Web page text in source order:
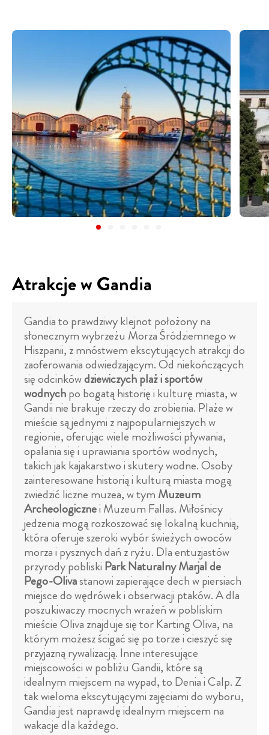
Atrakcje w Gandia
Gandia to prawdziwy klejnot położony na
słonecznym wybrzeżu Morza Śródziemnego w
Hiszpanii, z mnóstwem ekscytujących atrakcji do
zaoferowania odwiedzającym. Od niekończących
się odcinkówdziewiczych plaż i sportów
wodnychpo bogatą historię i kulturę miasta, w
Gandii nie brakuje rzeczy do zrobienia. Plaże w
mieście są jednymi z najpopularniejszych w
regionie, oferując wiele możliwości pływania,
opalania się i uprawiania sportów wodnych,
takich jak kajakarstwo i skutery wodne. Osoby
zainteresowane historią i kulturą miasta mogą
zwiedzić liczne muzea, w tym Muzeum
Archeologicznei Muzeum Fallas. Miłośnicy
jedzenia mogą rozkoszować się lokalną kuchnią,
która oferuje szeroki wybór świeżych owoców
morza i pysznych dań z ryżu. Dla entuzjastów
przyrody pobliski Park Naturalny Marjal de
Pego-Olivastanowi zapierające dech w piersiach
miejsce do wędrówek i obserwacji ptaków. A dla
poszukiwaczy mocnych wrażeń w pobliskim
mieście Oliva znajduje się tor Karting Oliva, na
którym możesz ścigać się po torze i cieszyć się
przyjazną rywalizacją. Inne interesujące
miejscowości w pobliżu Gandii, które są
idealnym miejscem na wypad, to Denia i Calp. Z
tak wieloma ekscytującymi zajęciami do wyboru,
Gandia jest naprawdę idealnym miejscem na
wakacje dla każdego.